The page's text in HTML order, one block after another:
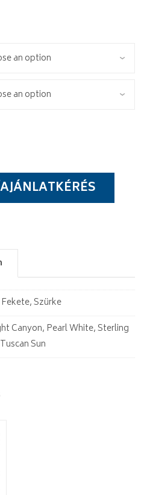
Szürke
Canyon, Pearl White, Sterling
Sun